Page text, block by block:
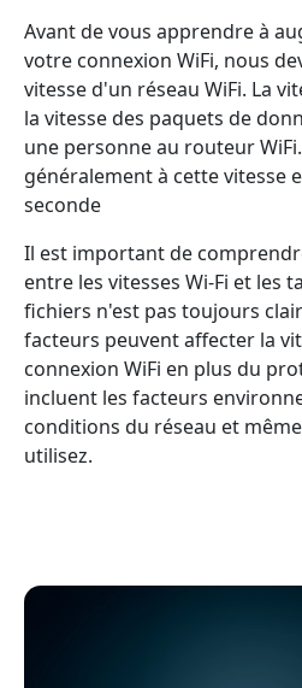
Avant de vous apprendre à
votre connexion WiFi, nous
vitesse d'un réseau WiFi. La
la vitesse des paquets de
une personne au routeur
généralement à cette vitesse
seconde
Il est important de
entre les vitesses Wi-Fi et les
fichiers n'est pas toujours
facteurs peuvent affecter la
connexion WiFi en plus du
incluent les facteurs
conditions du réseau et
utilisez.